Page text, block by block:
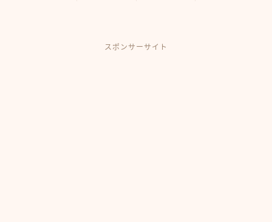
スポンサーサイト